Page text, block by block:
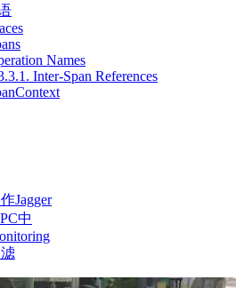
Names
Inter-Span References
Jagger
中